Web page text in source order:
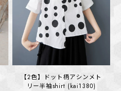
【2色】ドット柄アシンメト
リー半袖shirt (kai1380)